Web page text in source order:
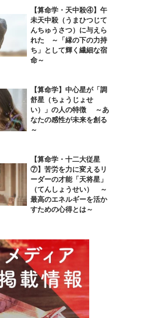
【算命学・天中殺④】午
未天中殺（うまひつじて
んちゅうさつ）に与えら
れた ～「縁の下の力持
ち」として輝く繊細な宿
命～
【算命学】中心星が「調
舒星（ちょうじょせ
い）」の人の特徴 ～あ
なたの感性が未来を創る
～
【算命学・十二大従星
⑦】苦労を力に変えるリ
ーダーの才能「天将星」
（てんしょうせい） ～
最高のエネルギーを活か
すための心得とは～